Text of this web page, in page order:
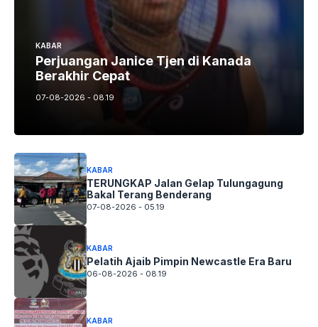
KABAR
Perjuangan Janice Tjen di Kanada
Berakhir Cepat
07-08-2026 - 08.19
KABAR
TERUNGKAP Jalan Gelap Tulungagung
Bakal Terang Benderang
07-08-2026 - 05.19
KABAR
Pelatih Ajaib Pimpin Newcastle Era Baru
06-08-2026 - 08.19
KABAR